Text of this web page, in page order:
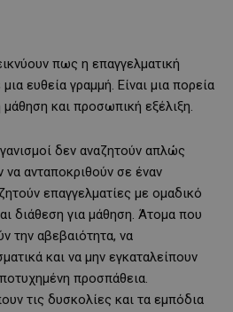
πως η επαγγελματική
ευθεία γραμμή. Είναι μια πορεία
και προσωπική εξέλιξη.
δεν αναζητούν απλώς
ανταποκριθούν σε έναν
επαγγελματίες με ομαδικό
διάθεση για μάθηση. Άτομα που
την αβεβαιότητα, να
και να μην εγκαταλείπουν
προσπάθεια.
τις δυσκολίες και τα εμπόδια